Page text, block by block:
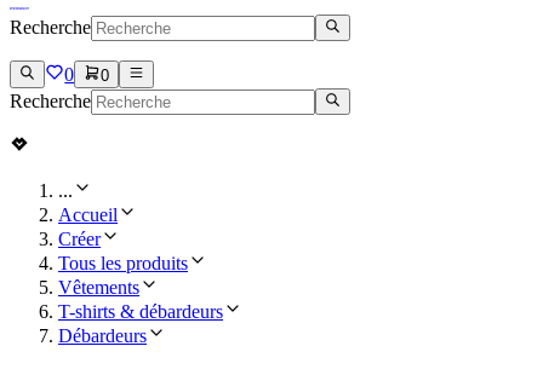
Recherche
0 0
Recherche
...
Accueil
Créer
Tous les produits
Vêtements
T-shirts & débardeurs
Débardeurs